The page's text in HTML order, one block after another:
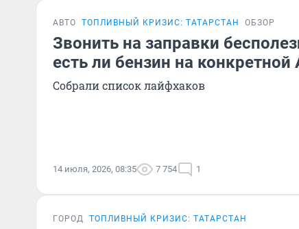
АВТО ТОПЛИВНЫЙ КРИЗИС: ТАТАРСТАН ОБЗОР
Звонить на заправки
есть ли бензин на
Собрали список лайфхаков
14 июля, 2026, 08:35 7 754 1
ГОРОД ТОПЛИВНЫЙ КРИЗИС: ТАТАРСТАН